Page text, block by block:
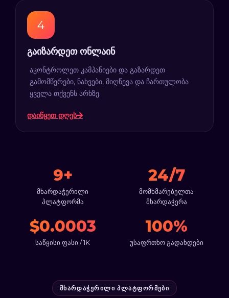
გაიზარდეთ ონლაინ
აკონტროლეთ კამპანიები და გაზარდეთ
გამომწერები, ნახვები, მიღწევა და ჩართულობა
ყველა თქვენს არხზე.
დაიწყეთ დღეს
9+
მხარდაჭერილი
პლატფორმა
24/7
მომხმარებელთა
მხარდაჭერა
$0.0003
საწყისი ფასი / 1K
100%
უსაფრთხო გადახდები
ᲛᲮᲐᲠᲓᲐᲭᲔᲠᲘᲚᲘ ᲞᲚᲐᲢᲤᲝᲠᲛᲔᲑᲘ